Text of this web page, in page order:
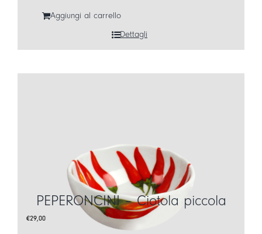
Aggiungi al carrello
Dettagli
PEPERONCINI – Ciotola piccola
€29,00